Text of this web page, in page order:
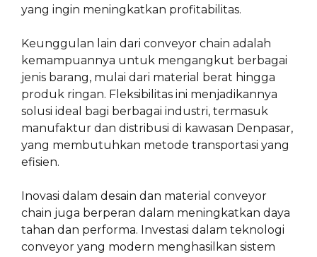
yang ingin meningkatkan profitabilitas.
Keunggulan lain dari conveyor chain adalah
kemampuannya untuk mengangkut berbagai
jenis barang, mulai dari material berat hingga
produk ringan. Fleksibilitas ini menjadikannya
solusi ideal bagi berbagai industri, termasuk
manufaktur dan distribusi di kawasan Denpasar,
yang membutuhkan metode transportasi yang
efisien.
Inovasi dalam desain dan material conveyor
chain juga berperan dalam meningkatkan daya
tahan dan performa. Investasi dalam teknologi
conveyor yang modern menghasilkan sistem